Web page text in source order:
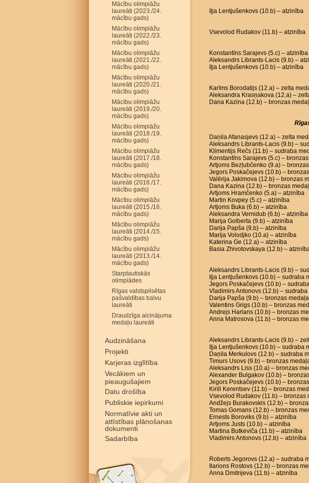
Mācību olimpiāžu
laureāti (2023./24.
mācību gads)
Mācību olimpiāžu
laureāti (2022./23.
mācību gads)
Mācību olimpiāžu
laureāti (2021./22.
mācību gads)
Mācību olimpiāžu
laureāti (2020./21.
mācību gads)
Mācību olimpiāžu
laureāti (2019./20.
mācību gads)
Mācību olimpiāžu
laureāti (2018./19.
mācību gads)
Mācību olimpiāžu
laureāti (2017./18.
mācību gads)
Mācību olimpiāžu
laureāti (2016./17.
mācību gads)
Mācību olimpiāžu
laureāti (2015./16.
mācību gads)
Mācību olimpiāžu
laureāti (2014./15.
mācību gads)
Mācību olimpiāžu
laureāti (2013./14.
mācību gads)
Starptautiskās
olimpiādes
Rīgas valstspilsētas
pašvaldības balvu
laureāti
Draudzīga aicinājuma
medaļu laureāti
Audzināšana
Projekti
Karjeras izglītība
Vecākiem un
pieaugušajiem
Datu drošība
Publiskie iepirkumi
Normatīvie akti un
attīstības plānošanas
dokumenti
Sadarbība
Iļja Lentjušenkovs (10.b) – atzinība
Vsevolod Rudakov (11.b) – atzinība
Konstantīns Sarajevs (5.c) – atzinība
Aleksandrs Librants-Lacis (9.b) –
Iļja Lentjušenkovs (10.b) – atzinība
Karīms Borodatijs (12.a) – zelta
Aleksandra Krasņakova (12.a) –
Dana Kazina (12.b) – bronzas
Daņila Afanasjevs (12.a) – zelta
Aleksandrs Librants-Lacis (9.b) –
Klimentijs Rečs (11.b) – sudraba
Konstantīns Sarajevs (5.c) –
Artjoms Bezļubčenko (9.a) –
Jegors Poskačejevs (10.b) –
Valērija Jakimova (12.b) – bronzas
Dana Kazina (12.b) – bronzas
Artjoms Hramčenko (5.a) – atzinība
Martin Kovpey (5.c) – atzinība
Artjoms Buka (6.b) – atzinība
Aleksandra Vernidub (6.b) – atzinība
Marija Golberta (9.b) – atzinība
Darija Papša (9.b) – atzinība
Marija Volodjko (10.a) – atzinība
Katerina Ge (12.a) – atzinība
Basia Zhivotovskaya (12.b) –
Aleksandrs Librants-Lacis (9.b) –
Iļja Lentjušenkovs (10.b) – sudraba
Jegors Poskačejevs (10.b) –
Vladimirs Antonovs (12.b) –
Darija Papša (9.b) – bronzas medaļa
Valentins Grigs (10.b) – bronzas
Andrejs Harlans (10.b) – bronzas
Anna Matrosova (11.b) – bronzas
Aleksandrs Librants-Lacis (9.b) –
Iļja Lentjušenkovs (10.b) – sudraba
Daņila Merkulovs (12.b) – sudraba
Timurs Usovs (9.b) – bronzas
Aleksandrs Liss (10.a) – bronzas
Alexander Bulgakov (10.b) –
Jegors Poskačejevs (10.b) –
Kirill Kerentsev (11.b) – bronzas
Vsevolod Rudakov (11.b) – bronzas
Andžejs Burakovskis (12.b) –
Tomas Gomans (12.b) – bronzas
Ernests Boroviks (9.b) – atzinība
Artjoms Justs (10.b) – atzinība
Martina Butkeviča (11.b) – atzinība
Vladimirs Antonovs (12.b) – atzinība
Roberts Jegorovs (12.a) – sudraba
Ilarions Rostovs (12.b) – bronzas
Anna Dmitrijeva (11.b) – atzinība